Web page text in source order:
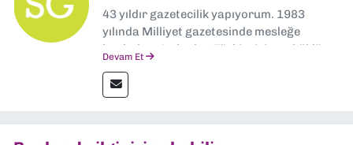
43 yıldır gazetecilik yapıyorum. 1983
yılında Milliyet gazetesinde mesleğe
başladım. Ardından Türkiye’nin en köklü
muhabir, editör, müdür yardımcısı ve spor
müdürü olarak görev yaptım. Ayrıca Yeni
Devam Et